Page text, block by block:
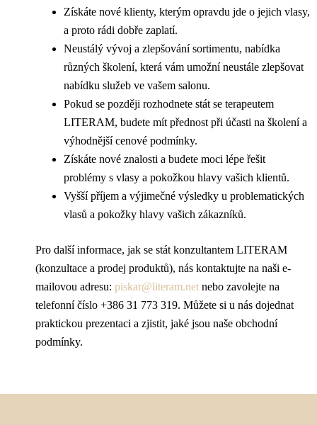
Získáte nové klienty, kterým opravdu jde o jejich vlasy,
a proto rádi dobře zaplatí.
Neustálý vývoj a zlepšování sortimentu, nabídka
různých školení, která vám umožní neustále zlepšovat
nabídku služeb ve vašem salonu.
Pokud se později rozhodnete stát se terapeutem
LITERAM, budete mít přednost při účasti na školení a
výhodnější cenové podmínky.
Získáte nové znalosti a budete moci lépe řešit
problémy s vlasy a pokožkou hlavy vašich klientů.
Vyšší příjem a výjimečné výsledky u problematických
vlasů a pokožky hlavy vašich zákazníků.
Pro další informace, jak se stát konzultantem LITERAM
(konzultace a prodej produktů), nás kontaktujte na naši e-
mailovou adresu: piskar@literam.net nebo zavolejte na
telefonní číslo +386 31 773 319. Můžete si u nás dojednat
praktickou prezentaci a zjistit, jaké jsou naše obchodní
podmínky.